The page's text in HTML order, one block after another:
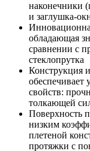
наконечники
и заглушка-
обладающая
сравнении с
стеклопрутка
Конструкция
обеспечивает
свойств:
толкающей
Поверхность
низким
плетеной
протяжки с